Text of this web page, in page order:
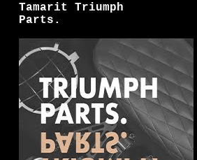
Tamarit Triumph
Parts.